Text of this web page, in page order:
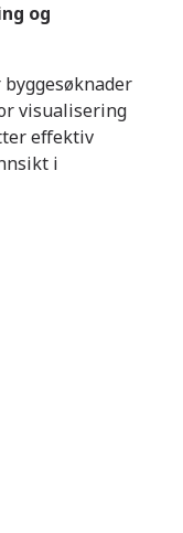
og
visualisering
effektiv
i